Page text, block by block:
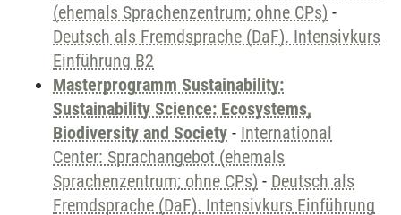
(ehemals Sprachenzentrum; ohne CPs) -
Deutsch als Fremdsprache (DaF). Intensivkurs
Einführung B2
Masterprogramm Sustainability:
Sustainability Science: Ecosystems,
Biodiversity and Society - International
Center: Sprachangebot (ehemals
Sprachenzentrum; ohne CPs) - Deutsch als
Fremdsprache (DaF). Intensivkurs Einführung